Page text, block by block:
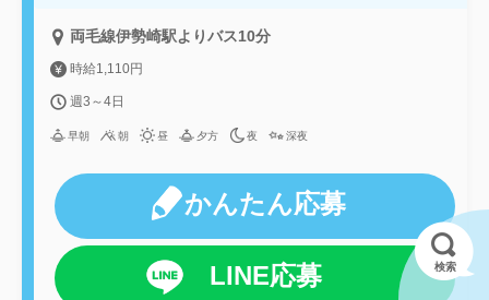
両毛線伊勢崎駅よりバス10分
時給1,110円
週3～4日
早朝 朝 昼 夕方 夜 深夜
かんたん応募
LINE応募 検索